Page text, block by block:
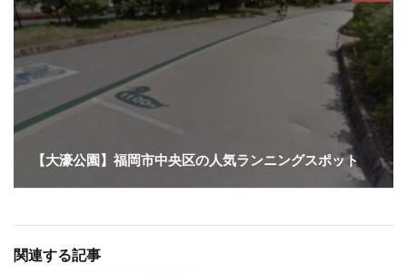
【大濠公園】福岡市中央区の人気ランニングスポット
関連する記事